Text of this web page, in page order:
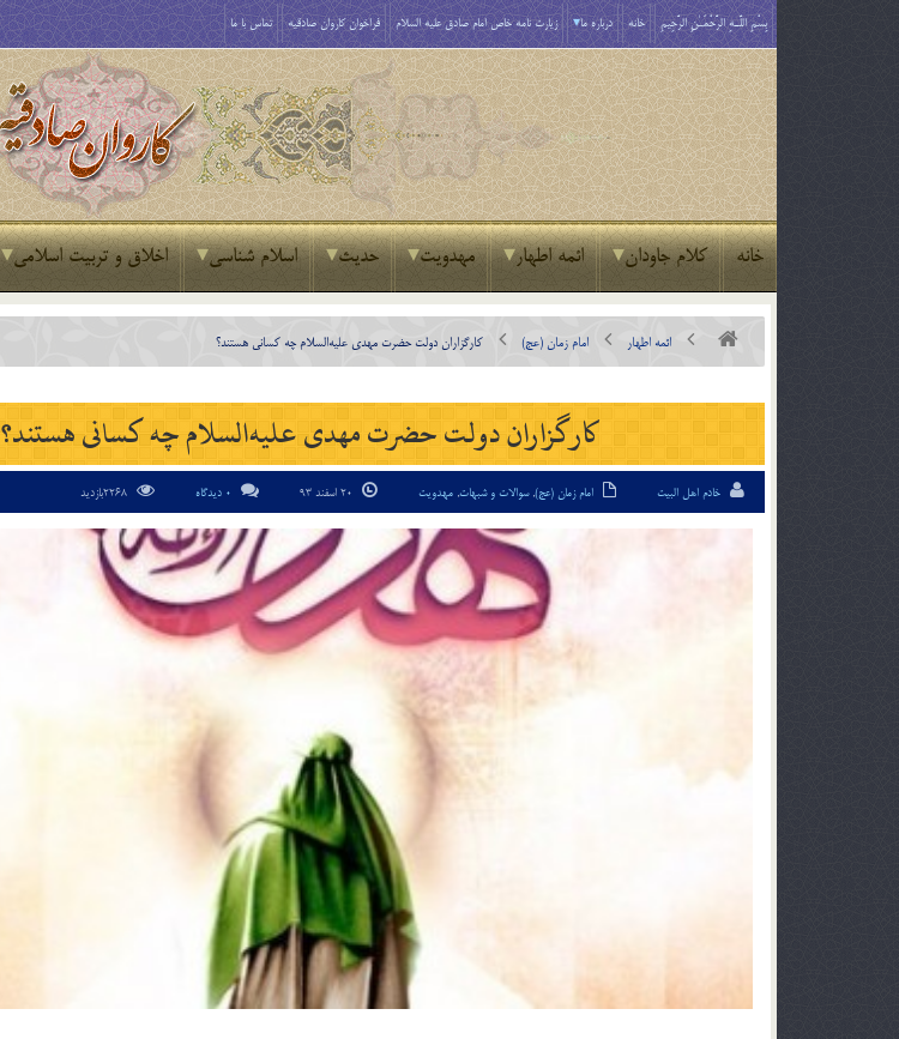
بِسْمِ اللَّـهِ الرَّحْمَـٰنِ الرَّحِيمِ خانه درباره ما زیارت نامه خاص امام صادق علیه السلام فراخوان کاروان صادقیه تماس با ما
خانه کلام جاودان ائمه اطهار مهدویت حدیث اسلام شناسی اخلاق و تربیت اسلامی
ائمه اطهار امام زمان (عج) کارگزاران دولت حضرت‌ مهدی علیه‌السلام چه کسانی هستند؟
کارگزاران دولت حضرت‌ مهدی علیه‌السلام چه کسانی هستند؟
خادم اهل البیت امام زمان (عج),سوالات و شبهات, مهدویت 0 دیدگاه